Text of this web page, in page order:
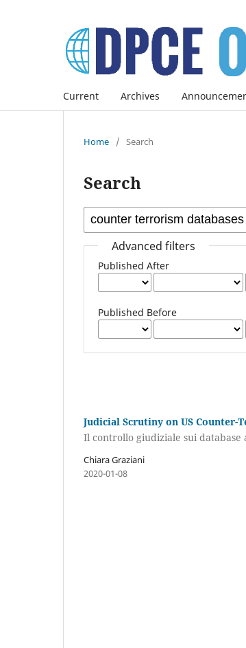
Current Archives
Home / Search
Search
Advanced filters
Published After
Published Before
Judicial Scrutiny on US Counter-
Il controllo giudiziale sui
Chiara Graziani
2020-01-08